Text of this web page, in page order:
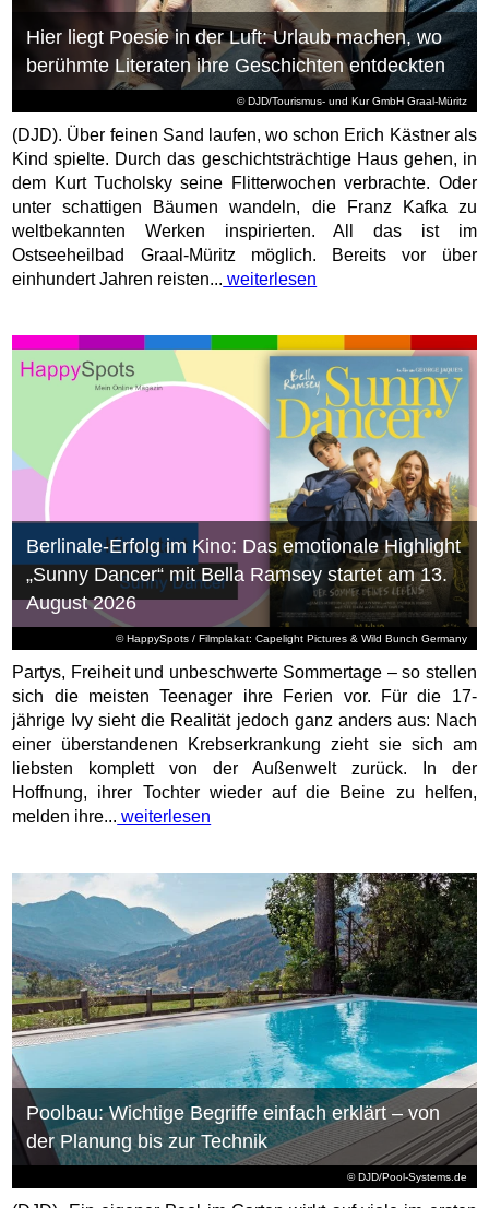
© DJD/Tourismus- und Kur GmbH Graal-Müritz
Hier liegt Poesie in der Luft: Urlaub machen, wo
berühmte Literaten ihre Geschichten entdeckten
(DJD). Über feinen Sand laufen, wo schon Erich Kästner als
Kind spielte. Durch das geschichtsträchtige Haus gehen, in
dem Kurt Tucholsky seine Flitterwochen verbrachte. Oder
unter schattigen Bäumen wandeln, die Franz Kafka zu
weltbekannten Werken inspirierten. All das ist im
Ostseeheilbad Graal-Müritz möglich. Bereits vor über
einhundert Jahren reisten... weiterlesen
© HappySpots / Filmplakat: Capelight Pictures & Wild Bunch Germany
Berlinale-Erfolg im Kino: Das emotionale Highlight
„Sunny Dancer“ mit Bella Ramsey startet am 13.
August 2026
Partys, Freiheit und unbeschwerte Sommertage – so stellen
sich die meisten Teenager ihre Ferien vor. Für die 17-
jährige Ivy sieht die Realität jedoch ganz anders aus: Nach
einer überstandenen Krebserkrankung zieht sie sich am
liebsten komplett von der Außenwelt zurück. In der
Hoffnung, ihrer Tochter wieder auf die Beine zu helfen,
melden ihre... weiterlesen
© DJD/Pool-Systems.de
Poolbau: Wichtige Begriffe einfach erklärt – von
der Planung bis zur Technik